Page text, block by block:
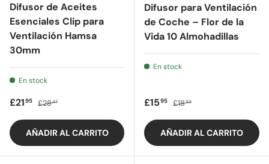
Difusor de Aceites
Esenciales Clip para
Ventilación Hamsa
30mm
En stock
Precio de oferta
£2195 Precio regular
£2847
AÑADIR AL CARRITO
Difusor para Ventilación
de Coche – Flor de la
Vida 10 Almohadillas
En stock
Precio de oferta
£1595 Precio regular
£1893
AÑADIR AL CARRITO